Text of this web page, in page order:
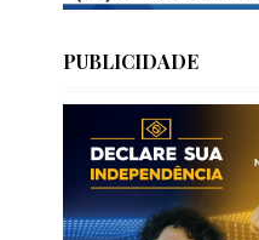
PUBLICIDADE